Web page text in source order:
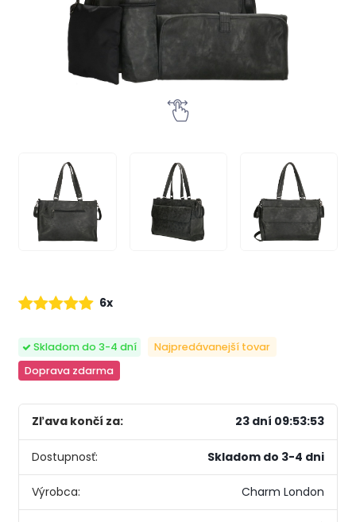
Skladom do 3-4 dní
Najpredávanejší tovar
Doprava zdarma
6x
Zľava končí za: 23 dní 09:53:52
Dostupnosť: Skladom do 3-4 dni
Výrobca: Charm London